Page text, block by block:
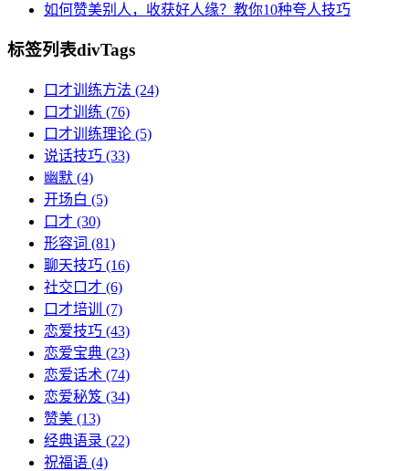
如何赞美别人，收获好人缘？教你10种夸人技巧
标签列表divTags
口才训练方法 (24)
口才训练 (76)
口才训练理论 (5)
说话技巧 (33)
幽默 (4)
开场白 (5)
口才 (30)
形容词 (81)
聊天技巧 (16)
社交口才 (6)
口才培训
(7)
恋爱技巧 (43)
恋爱宝典 (23)
恋爱话术 (74)
恋爱秘笈 (34)
赞美 (13)
经典语录 (22)
祝福语 (4)